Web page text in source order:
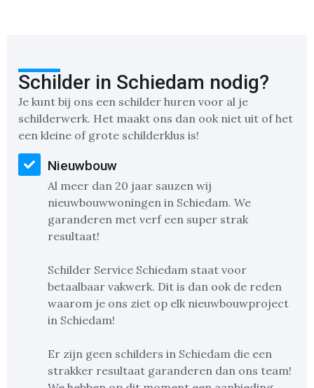
Schilder in Schiedam nodig?
Je kunt bij ons een schilder huren voor al je
schilderwerk. Het maakt ons dan ook niet uit of het
een kleine of grote schilderklus is!
Nieuwbouw
Al meer dan 20 jaar sauzen wij
nieuwbouwwoningen in Schiedam. We
garanderen met verf een super strak
resultaat!
Schilder Service Schiedam staat voor
betaalbaar vakwerk. Dit is dan ook de reden
waarom je ons ziet op elk nieuwbouwproject
in Schiedam!
Er zijn geen schilders in Schiedam die een
strakker resultaat garanderen dan ons team!